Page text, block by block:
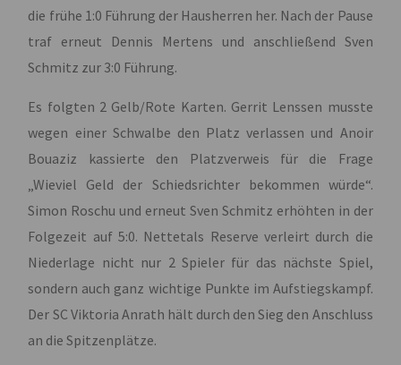
die frühe 1:0 Führung der Hausherren her. Nach der Pause
traf erneut Dennis Mertens und anschließend Sven
Schmitz zur 3:0 Führung.
Es folgten 2 Gelb/Rote Karten. Gerrit Lenssen musste
wegen einer Schwalbe den Platz verlassen und Anoir
Bouaziz kassierte den Platzverweis für die Frage
„Wieviel Geld der Schiedsrichter bekommen würde“.
Simon Roschu und erneut Sven Schmitz erhöhten in der
Folgezeit auf 5:0. Nettetals Reserve verleirt durch die
Niederlage nicht nur 2 Spieler für das nächste Spiel,
sondern auch ganz wichtige Punkte im Aufstiegskampf.
Der SC Viktoria Anrath hält durch den Sieg den Anschluss
an die Spitzenplätze.